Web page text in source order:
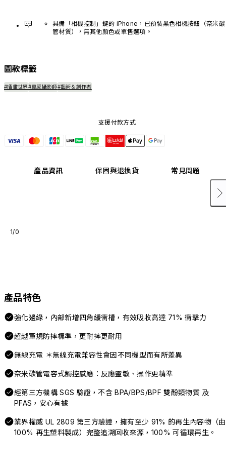
具備「相機控制」鍵的 iPhone，已預裝黑色相機按鈕（奈米碳
管材質），無其他顏色或單售選項。
圖款標籤
#插畫世界#靈感攝影師#藝術＆創作者
支援付款方式
產品資訊 保固與退換貨 常見問題
1/0
產品特色
強化邊緣，內部新增四角緩衝槽，有效吸收高達 71% 衝擊力
超越軍規防摔標準，更耐摔更耐用
無線充電 ＊無線充電兼容性會因不同機型而有所差異
奈米碳管電容式觸控感應：反應靈敏、操作更精準
經第三方機構 SGS 驗證，不含 BPA/BPS/BPF 雙酚類物質 及
PFAS，安心有據
業界權威 UL 2809 第三方驗證，擁有至少 91% 的再生內容物（由
100% 再生塑料製成）完整追溯回收來源，100% 可循環再生。